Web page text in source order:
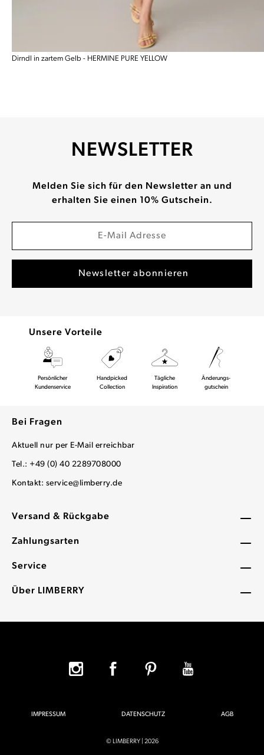
Dirndl in zartem Gelb - HERMINE PURE YELLOW
Versand & Rückgabe
Zahlungsarten
Service
Über LIMBERRY
NEWSLETTER
Melden Sie sich für den Newsletter an und
erhalten Sie einen 10% Gutschein.
Unsere Vorteile
Persönlicher
Kundenservice
Handpicked
Collection
Tägliche
Inspiration
Änderungs-
gutschein
Bei Fragen
Aktuell nur per E-Mail erreichbar
Tel.: +49 (0) 40 2289708000
Kontakt: service@limberry.de
IMPRESSUM DATENSCHUTZ AGB
© LIMBERRY | 2026